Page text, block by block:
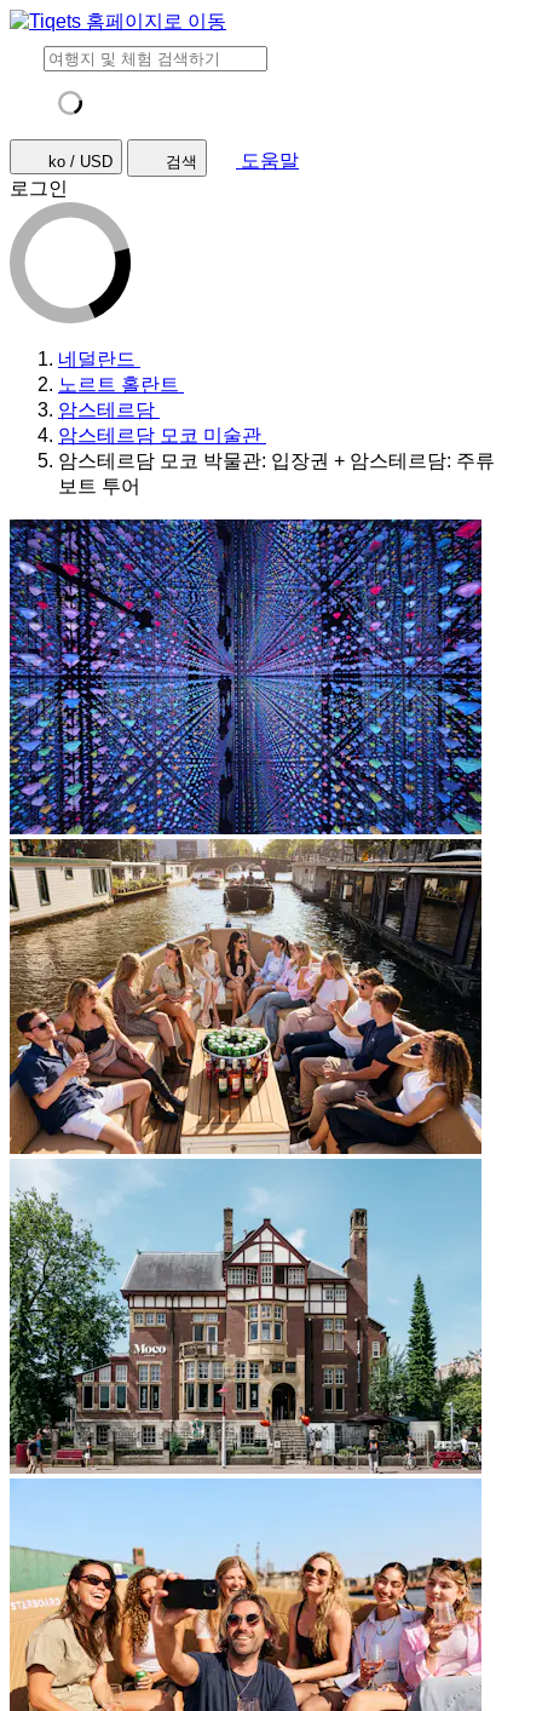
ko / USD 검색
도움말
로그인
네덜란드
노르트 홀란트
암스테르담
암스테르담 모코 미술관
암스테르담 모코 박물관: 입장권 + 암스테르담: 주류
보트 투어